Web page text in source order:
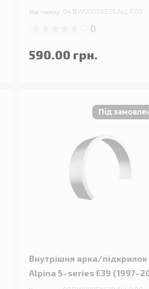
Код товару: 04.BW0005XE39.ALL.F.00
0
590.00 грн.
Внутрішня арка/підкрилок
Alpina 5–series E39